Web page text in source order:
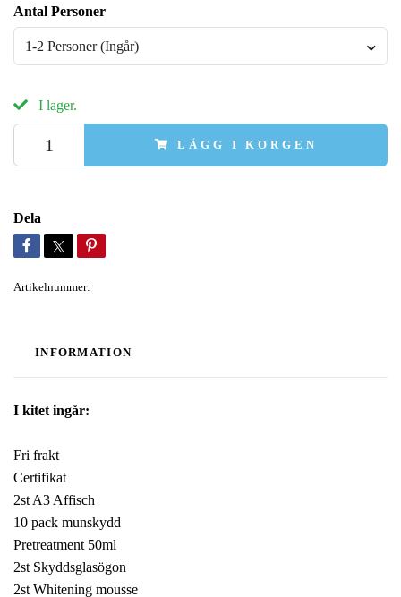
Antal Personer
1-2 Personer (Ingår)
I lager.
LÄGG I KORGEN
Dela
Artikelnummer:
INFORMATION
I kitet ingår:
Fri frakt
Certifikat
2st A3 Affisch
10 pack munskydd
Pretreatment 50ml
2st Skyddsglasögon
2st Whitening mousse